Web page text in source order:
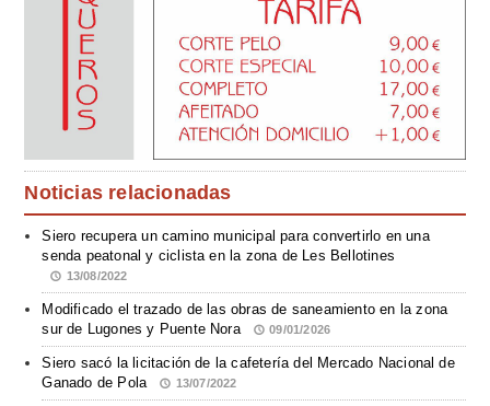
Noticias relacionadas
Siero recupera un camino municipal para convertirlo en una
senda peatonal y ciclista en la zona de Les Bellotines
13/08/2022
Modificado el trazado de las obras de saneamiento en la zona
sur de Lugones y Puente Nora
09/01/2026
Siero sacó la licitación de la cafetería del Mercado Nacional de
Ganado de Pola
13/07/2022